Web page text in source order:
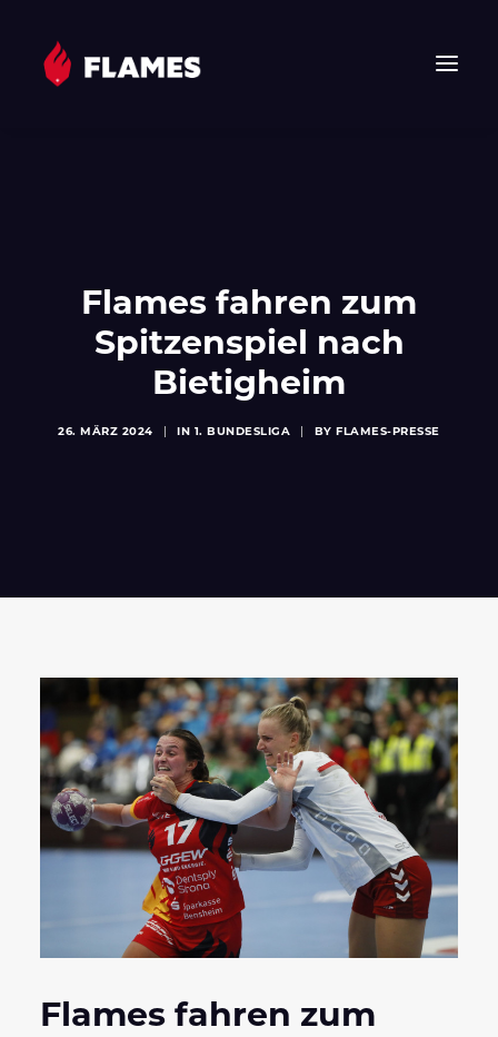
JUGEND
VEREIN
SPONSOREN & PARTNER
Flames fahren zum
Spitzenspiel nach
Bietigheim
26. MÄRZ 2024 IN 1. BUNDESLIGA BY FLAMES-PRESSE
Flames fahren zum